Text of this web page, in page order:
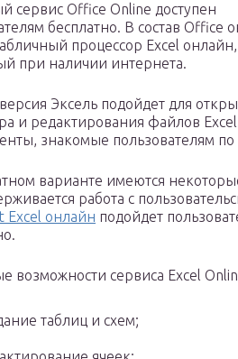
сервис Office Online доступен
бесплатно. В состав Office
процессор Excel
при наличии интернета.
Эксель подойдет для
и редактирования файлов
знакомые пользователям
варианте имеются
работа с
Excel онлайн подойдет
возможности сервиса Excel
таблиц и схем;